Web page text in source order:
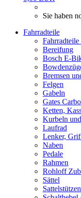
Sie haben
Fahrradteile
Fahrradteile
Bereifung
Bosch E-
Bremsen
Felgen
Gabeln
Gates
Ketten,
Kurbeln
Laufrad
Lenker,
Naben
Pedale
Rahmen
Rohloff
Sättel